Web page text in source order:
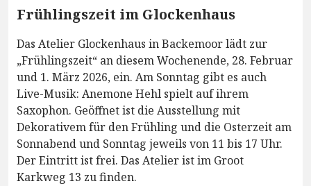
Frühlingszeit im Glockenhaus
Das Atelier Glockenhaus in Backemoor lädt zur
„Frühlingszeit“ an diesem Wochenende, 28. Februar
und 1. März 2026, ein. Am Sonntag gibt es auch
Live-Musik: Anemone Hehl spielt auf ihrem
Saxophon. Geöffnet ist die Ausstellung mit
Dekorativem für den Frühling und die Osterzeit am
Sonnabend und Sonntag jeweils von 11 bis 17 Uhr.
Der Eintritt ist frei. Das Atelier ist im Groot
Karkweg 13 zu finden.